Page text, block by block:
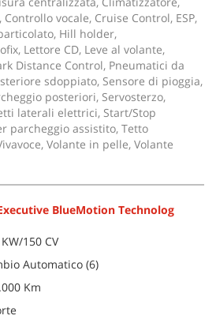
vocale, Cruise Control, ESP,
Hill holder,
Lettore CD, Leve al volante,
Distance Control, Pneumatici da
sdoppiato, Sensore di pioggia,
posteriori, Servosterzo,
laterali elettrici, Start/Stop
parcheggio assistito, Tetto
Volante in pelle, Volante
BlueMotion Technolog
150 CV
Automatico (6)
Km